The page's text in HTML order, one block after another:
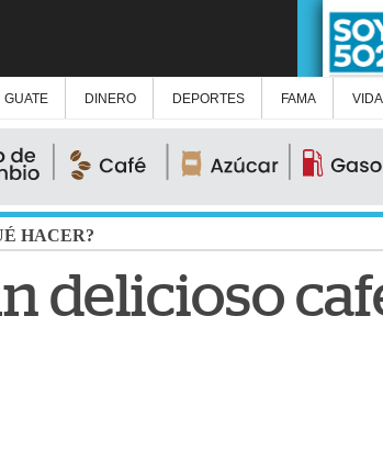
GUATE DINERO DEPORTES FAMA
HACER?
delicioso